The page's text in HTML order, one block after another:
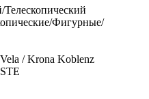
Фигурные/
/ Krona Koblenz